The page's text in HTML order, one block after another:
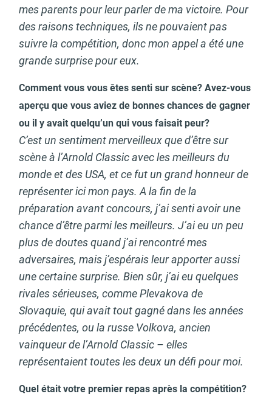
mes parents pour leur parler de ma victoire. Pour
des raisons techniques, ils ne pouvaient pas
suivre la compétition, donc mon appel a été une
grande surprise pour eux.
Comment vous vous êtes senti sur scène? Avez-vous
aperçu que vous aviez de bonnes chances de gagner
ou il y avait quelqu’un qui vous faisait peur?
C’est un sentiment merveilleux que d’être sur
scène à l’Arnold Classic avec les meilleurs du
monde et des USA, et ce fut un grand honneur de
représenter ici mon pays. A la fin de la
préparation avant concours, j’ai senti avoir une
chance d’être parmi les meilleurs. J’ai eu un peu
plus de doutes quand j’ai rencontré mes
adversaires, mais j’espérais leur apporter aussi
une certaine surprise. Bien sûr, j’ai eu quelques
rivales sérieuses, comme Plevakova de
Slovaquie, qui avait tout gagné dans les années
précédentes, ou la russe Volkova, ancien
vainqueur de l’Arnold Classic – elles
représentaient toutes les deux un défi pour moi.
Quel était votre premier repas après la compétition?